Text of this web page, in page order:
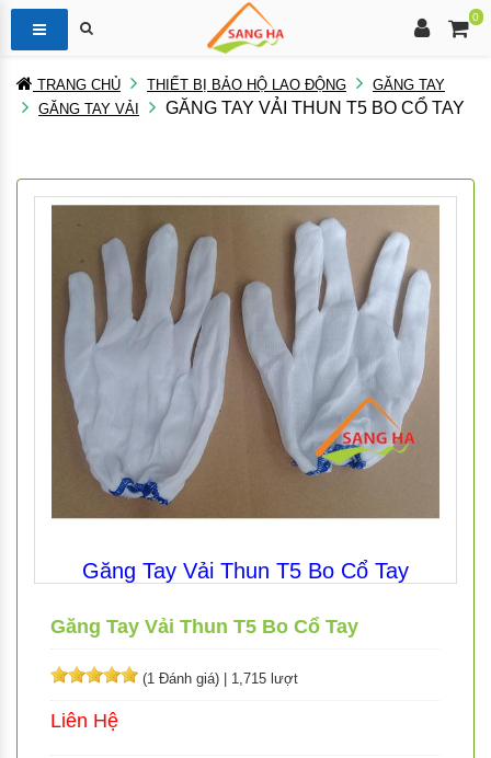
0
TRANG CHỦ THIẾT BỊ BẢO HỘ LAO ĐỘNG
GĂNG TAY
GĂNG TAY VẢI
GĂNG TAY VẢI THUN T5 BO CỔ TAY
Găng Tay Vải Thun T5 Bo Cổ Tay
Găng Tay Vải Thun T5 Bo Cổ Tay
(1 Đánh giá) 1,715 lượt
Liên Hệ